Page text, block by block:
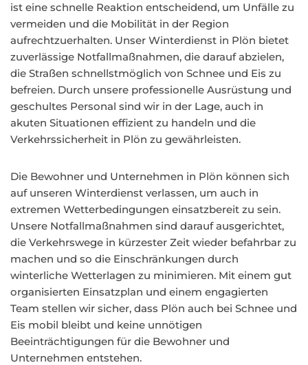
ist eine schnelle Reaktion entscheidend, um Unfälle zu
vermeiden und die Mobilität in der Region
aufrechtzuerhalten. Unser Winterdienst in Plön bietet
zuverlässige Notfallmaßnahmen, die darauf abzielen,
die Straßen schnellstmöglich von Schnee und Eis zu
befreien. Durch unsere professionelle Ausrüstung und
geschultes Personal sind wir in der Lage, auch in
akuten Situationen effizient zu handeln und die
Verkehrssicherheit in Plön zu gewährleisten.
Die Bewohner und Unternehmen in Plön können sich
auf unseren Winterdienst verlassen, um auch in
extremen Wetterbedingungen einsatzbereit zu sein.
Unsere Notfallmaßnahmen sind darauf ausgerichtet,
die Verkehrswege in kürzester Zeit wieder befahrbar zu
machen und so die Einschränkungen durch
winterliche Wetterlagen zu minimieren. Mit einem gut
organisierten Einsatzplan und einem engagierten
Team stellen wir sicher, dass Plön auch bei Schnee und
Eis mobil bleibt und keine unnötigen
Beeinträchtigungen für die Bewohner und
Unternehmen entstehen.